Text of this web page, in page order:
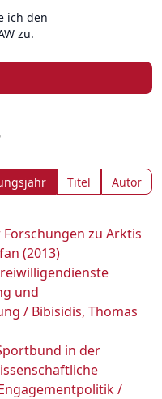
ich den
zu.
Titel Autor
zu Arktis
(2013)
und
/ Bibisidis, Thomas
in der
/